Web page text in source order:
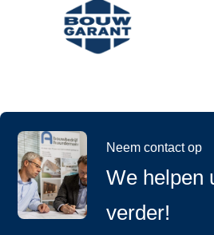
Neem contact op
We helpen
verder!